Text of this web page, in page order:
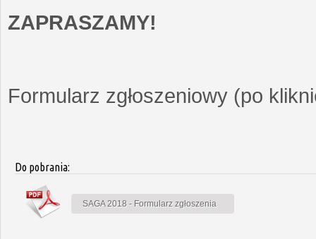
ZAPRASZAMY!
Formularz zgłoszeniowy (po
Do pobrania:
SAGA 2018 - Formularz zgłoszenia